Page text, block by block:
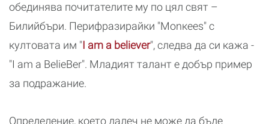
обединява почитателите му по цял свят –
Билийбъри. Перифразирайки "Mоnкееs" с
култовата им "I am a believer", следва да си кажа -
"I am a BelieBer". Младият талант е добър пример
за подражание.
Определение, което далеч не може да бъде